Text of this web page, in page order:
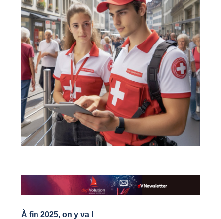
À fin 2025, on y va !